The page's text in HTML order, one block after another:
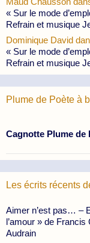
« Sur le mode
Refrain et musique
Dominique David
« Sur le mode
Refrain et musique
Plume de Poète à
Cagnotte Plume de
Les écrits récents
Aimer n’est pas… –
l’amour » de
Audrain